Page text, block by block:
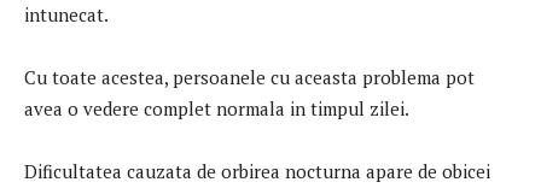
intunecat.
Cu toate acestea, persoanele cu aceasta problema pot
avea o vedere complet normala in timpul zilei.
Dificultatea cauzata de orbirea nocturna apare de obicei